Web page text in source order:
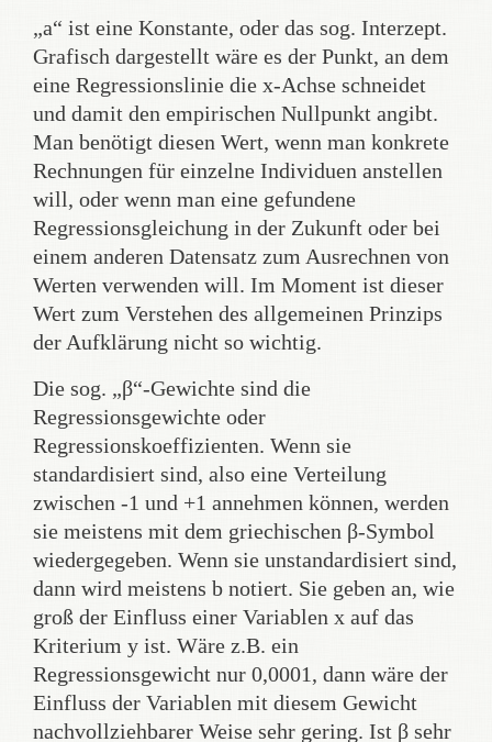
„a“ ist eine Konstante, oder das sog. Interzept.
Grafisch dargestellt wäre es der Punkt, an dem
eine Regressionslinie die x-Achse schneidet
und damit den empirischen Nullpunkt angibt.
Man benötigt diesen Wert, wenn man konkrete
Rechnungen für einzelne Individuen anstellen
will, oder wenn man eine gefundene
Regressionsgleichung in der Zukunft oder bei
einem anderen Datensatz zum Ausrechnen von
Werten verwenden will. Im Moment ist dieser
Wert zum Verstehen des allgemeinen Prinzips
der Aufklärung nicht so wichtig.
Die sog. „β“-Gewichte sind die
Regressionsgewichte oder
Regressionskoeffizienten. Wenn sie
standardisiert sind, also eine Verteilung
zwischen -1 und +1 annehmen können, werden
sie meistens mit dem griechischen β-Symbol
wiedergegeben. Wenn sie unstandardisiert sind,
dann wird meistens b notiert. Sie geben an, wie
groß der Einfluss einer Variablen x auf das
Kriterium y ist. Wäre z.B. ein
Regressionsgewicht nur 0,0001, dann wäre der
Einfluss der Variablen mit diesem Gewicht
nachvollziehbarer Weise sehr gering. Ist β sehr